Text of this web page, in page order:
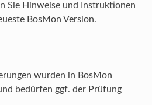
Sie Hinweise und Instruktionen
BosMon Version.
wurden in BosMon
bedürfen ggf. der Prüfung